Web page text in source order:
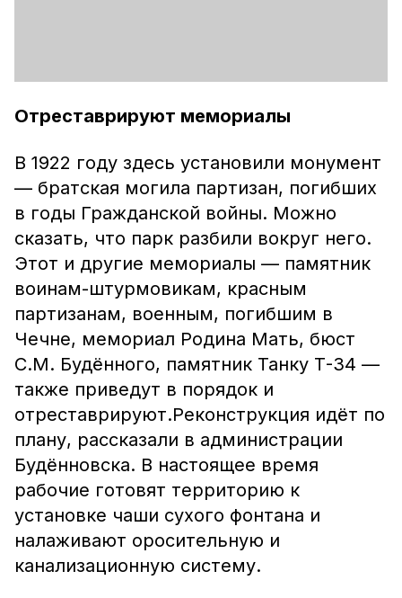
Отреставрируют мемориалы
В 1922 году здесь установили монумент
— братская могила партизан, погибших
в годы Гражданской войны. Можно
сказать, что парк разбили вокруг него.
Этот и другие мемориалы — памятник
воинам-штурмовикам, красным
партизанам, военным, погибшим в
Чечне, мемориал Родина Мать, бюст
С.М. Будённого, памятник Танку Т-34 —
также приведут в порядок и
отреставрируют.Реконструкция идёт по
плану, рассказали в администрации
Будённовска. В настоящее время
рабочие готовят территорию к
установке чаши сухого фонтана и
налаживают оросительную и
канализационную систему.